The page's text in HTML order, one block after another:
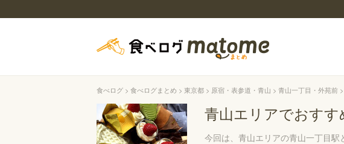
食べログ 食べログまとめ 東京都 原宿・表参道・青山 青山一丁目・外苑前
青山エリアでおす
今回は、青山エリアの青山一丁目